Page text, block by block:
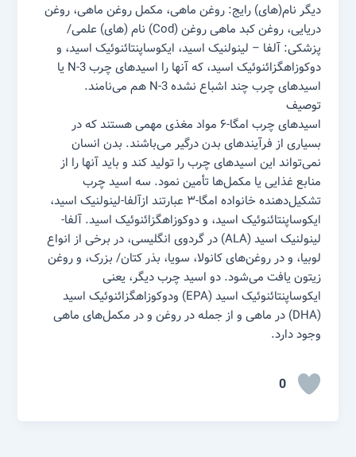
دیگر نام‌(های) رایج: روغن ماهی، مکمل روغن ماهی، روغن
دریایی، روغن کبد ماهی روغن (Cod) نام (های) علمی/
پزشکی: آلفا – لینولنیک اسید، ایکوساپنتائنوئیک اسید، و
دوکوزاهگزائنوئیک اسید، که آنها را اسید‌های چرب N-3 یا
اسید‌های چرب چند اشباع نشده N-3 هم می‌نامند.
توصیف
اسید‌های چرب امگا-۶ مواد مغذی مهمی هستند که در
بسیاری از فرآیند‌های بدن درگیر می‌باشند. بدن انسان
نمی‌تواند این اسید‌های چرب را تولید کند و باید آنها را از
منابع غذایی یا مکمل‌ها تأمین نمود. سه اسید چرب
تشکیل‌دهنده خانواده امگا-۳ عبارتند ازآلفا-لینولنیک اسید،
ایکوساپنتائنوئیک اسید، و دوکوزاهگزائنوئیک اسید. آلفا-
لینولنیک اسید (ALA) در گردوی انگلیسی، در برخی از انواع
لوبیا، و در روغن‌های کانولا، سویا، بذر کتان/ بزرک، و روغن
زیتون یافت می‌شود. دو اسید چرب دیگر، یعنی
ایکوساپنتائنوئیک اسید (EPA) ودوکوزاهگزائنوئیک اسید
(DHA) در ماهی و از جمله در روغن و در مکمل‌های ماهی
وجود دارد.
0